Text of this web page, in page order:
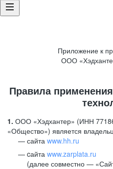
Приложение к
ООО
Правила
1. ООО «Хэдхантер» (ИНН
«Общество») является
сайта www.hh.ru
cайта www.zarplata.ru
(далее совместно —